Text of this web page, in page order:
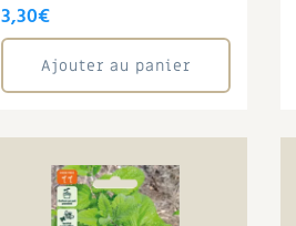
3,30€
Ajouter au panier